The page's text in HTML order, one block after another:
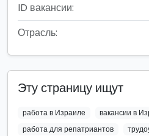
ID вакансии:
Отрасль:
Эту страницу ищут
работа в Израиле
вакансии в
работа для репатриантов